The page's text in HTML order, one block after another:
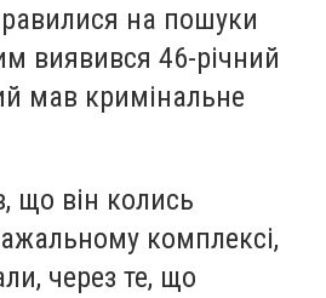
на пошуки
виявився 46-річний
мав кримінальне
що він колись
комплексі,
через те, що